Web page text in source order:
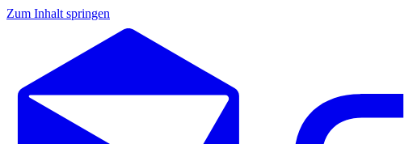
Zum Inhalt springen